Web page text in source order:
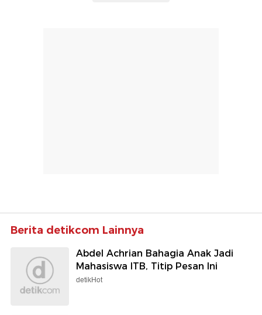
Berita detikcom Lainnya
Abdel Achrian Bahagia Anak Jadi
Mahasiswa ITB, Titip Pesan Ini
detikHot